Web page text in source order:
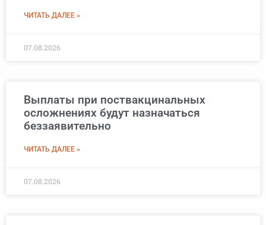
ЧИТАТЬ ДАЛЕЕ »
07.08.2026
Выплаты при поствакцинальных
осложнениях будут назначаться
беззаявительно
ЧИТАТЬ ДАЛЕЕ »
07.08.2026